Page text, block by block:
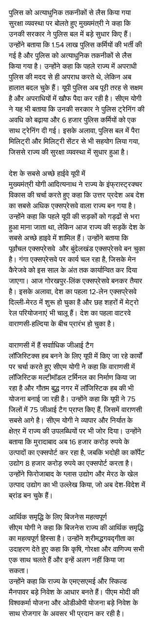
पुलिस को अत्याधुनिक तकनीकों से लैस किया गया
सुरक्षा व्यवस्था पर बोलते हुए मुख्यमंत्री ने कहा कि
उनकी सरकार ने पुलिस बल में बड़े सुधार किए हैं।
उन्होंने बताया कि 1.54 लाख पुलिस कर्मियों की भर्ती की
गई है और पुलिस को अत्याधुनिक तकनीकों से लैस
किया गया है। उन्होंने कहा कि पहले राज्य में अपराधी
पुलिस की मदद से ही अपराध करते थे, लेकिन अब
हालात बदल चुके हैं। यूपी पुलिस अब पूरी तरह से सक्षम
है और अपराधियों में खौफ पैदा कर रही है। सीएम योगी
ने यह भी बताया कि उनकी सरकार ने पुलिस ट्रेनिंग की
अवधि को बढ़ाया और 6 हजार पुलिस कर्मियों को एक
साथ ट्रेनिंग दी गई। इसके अलावा, पुलिस बल में पैरा
मिलिट्री और मिलिट्री सेंटर से भी सहयोग लिया गया,
जिससे राज्य की सुरक्षा व्यवस्था में सुधार हुआ है।
देश के सबसे अच्छे हाईवे यूपी में
मुख्यमंत्री योगी आदित्यनाथ ने राज्य के इंफ्रास्ट्रक्चर
विकास की चर्चा करते हुए कहा कि उत्तर प्रदेश अब देश
का सबसे अधिक एक्सप्रेसवे वाला राज्य बन गया है।
उन्होंने कहा कि पहले यूपी की सड़कों को गड्ढों से भरा
हुआ माना जाता था, लेकिन आज राज्य की सड़कें देश के
सबसे अच्छे हाइवे में शामिल हैं। उन्होंने बताया कि
पूर्वांचल एक्सप्रेसवे  और बुंदेलखंड एक्सप्रेसवे बन चुका
है। गंगा एक्सप्रेसवे पर कार्य चल रहा है, जिसके मेन
कैरेजवे को इस साल के अंत तक कार्यान्वित कर दिया
जाएगा। आज गोरखपुर-लिंक एक्सप्रेसवे बनकर तैयार
है। इसके अलावा, देश का पहला 12-लेन एक्सप्रेसवे
दिल्ली-मेरठ में शुरू हो चुका है और छह शहरों में मेट्रो
रेल परियोजनाएं भी चालू हैं। देश का पहला वाटरवे
वाराणसी-हल्दिया के बीच प्रारंभ हो चुका है।
वाराणसी में हैं सर्वााधिक जीआई टैग
लॉजिस्टिक्स हब बनने के लिए यूपी में किए जा रहे कार्यों
पर चर्चा करते हुए सीएम योगी ने कहा कि वाराणसी में
लॉजिस्टिक मल्टीमॉडल टर्मिनल का निर्माण किया जा
रहा है और गौतम बुद्ध नगर में लॉजिस्टिक हब की भी
योजना बनाई जा रही है। उन्होंने कहा कि यूपी ने 75
जिलों में 75 जीआई टैग प्राप्त किए हैं, जिसमें वाराणसी
सबसे आगे है। सीएम योगी ने व्यापार और निर्यात के
क्षेत्र में राज्य की उपलब्धियों पर भी जोर दिया। उन्होंने
बताया कि मुरादाबाद अब 16 हजार करोड़ रुपये के
उत्पादों का एक्सपोर्ट कर रहा है, जबकि भदोही का कॉर्पेट
उद्योग 8 हजार करोड़ रुपये का एक्सपोर्ट करता है।
उन्होंने फिरोजाबाद के ग्लास उद्योग और मेरठ के खेल
उत्पाद उद्योग का भी उल्लेख किया, जो अब देश-विदेश में
ब्रांड बन चुके हैं।
आर्थिक समृद्धि के लिए बिजनेस महत्वपूर्ण
सीएम योगी ने कहा कि बिजनेस राज्य की आर्थिक समृद्धि
का महत्वपूर्ण हिस्सा है। उन्होंने श्रीमद्भगवद्गीता का
उदाहरण देते हुए कहा कि कृषि, गोरक्षा और वाणिज्य सभी
एक साथ चलते हैं और इन्हें अलग नहीं किया जा
सकता।
उन्होंने कहा कि राज्य के एमएसएमई और स्किल्ड
मैनपावर बड़े निवेश के आधार बनते हैं। पीएम मोदी की
विश्वकर्मा योजना और ओडीओपी योजना बड़े निवेश के
साथ रोजगार के अवसर भी प्रदान कर रही है।